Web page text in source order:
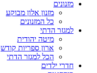
מזנונים
מזנון אלון מבוקע
כל המזנונים
למגזר הדתי
מיטה יהודית
ארון ספריות קודש
הכל למגזר הדתי
חדרי ילדים